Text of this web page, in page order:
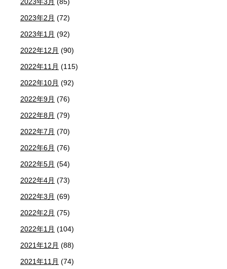
2023年3月 (85)
2023年2月 (72)
2023年1月 (92)
2022年12月 (90)
2022年11月 (115)
2022年10月 (92)
2022年9月 (76)
2022年8月 (79)
2022年7月 (70)
2022年6月 (76)
2022年5月 (54)
2022年4月 (73)
2022年3月 (69)
2022年2月 (75)
2022年1月 (104)
2021年12月 (88)
2021年11月 (74)